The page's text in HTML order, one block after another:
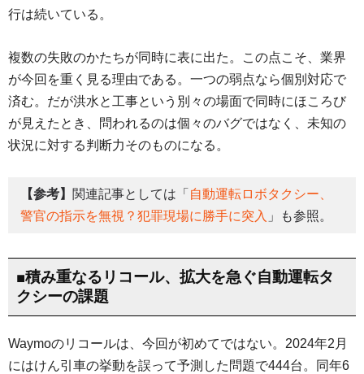
行は続いている。
複数の失敗のかたちが同時に表に出た。この点こそ、業界
が今回を重く見る理由である。一つの弱点なら個別対応で
済む。だが洪水と工事という別々の場面で同時にほころび
が見えたとき、問われるのは個々のバグではなく、未知の
状況に対する判断力そのものになる。
【参考】 関連記事としては「 自動運転ロボタクシー、
警官の指示を無視？犯罪現場に勝手に突入 」も参照。
■積み重なるリコール、拡大を急ぐ自動運転タ
クシーの課題
Waymoのリコールは、今回が初めてではない。2024年2月
にはけん引車の挙動を誤って予測した問題で444台。同年6